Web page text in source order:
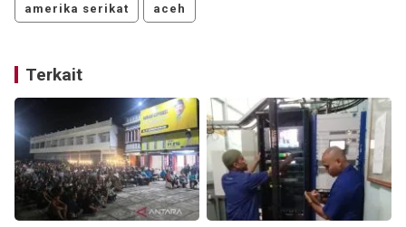
amerika serikat aceh
Terkait